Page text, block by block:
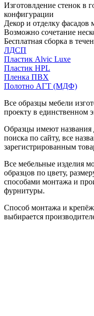
Изготовлдение стенок в
конфигурации
Декор и отделку
Возможно сочетание
Бесплатная сборка в
ЛДСП
Пластик Alvic Luxe
Пластик HPL
Пленка ПВХ
Полотно АГТ (МДФ)
Все образцы мебели
проекту в единственном
Образцы имеют названия
поиска по сайту, все
зарегистрированным
Все мебельные изделия
образцов по цвету,
способами монтажа и
фурнитуры.
Способ монтажа и
выбирается